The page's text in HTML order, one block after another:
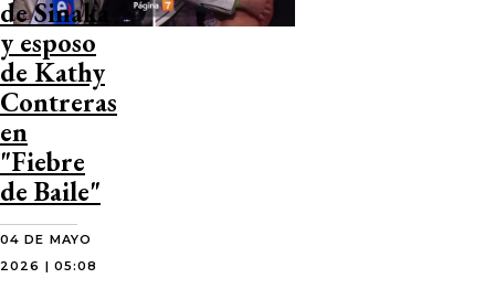
de Sinaka
y esposo
de Kathy
Contreras
en
"Fiebre
de Baile"
04 DE MAYO
2026 | 05:08